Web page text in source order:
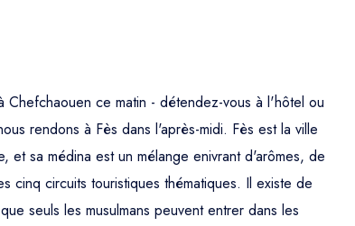
ce matin - détendez-vous à l'hôtel ou
rendons à Fès dans l'après-midi. Fès est la ville
et sa médina est un mélange enivrant d'arômes, de
cinq circuits touristiques thématiques. Il existe de
seuls les musulmans peuvent entrer dans les